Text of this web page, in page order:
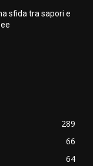
sfida tra sapori e
289
66
64